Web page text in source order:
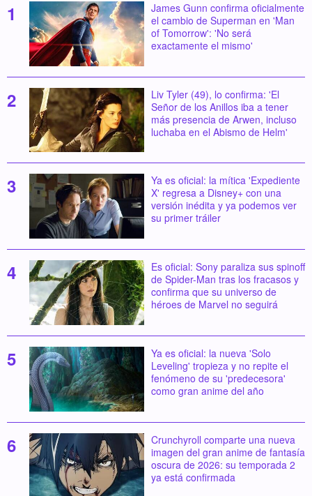
James Gunn confirma oficialmente
el cambio de Superman en 'Man
of Tomorrow': 'No será
exactamente el mismo'
Liv Tyler (49), lo confirma: 'El
Señor de los Anillos iba a tener
más presencia de Arwen, incluso
luchaba en el Abismo de Helm'
Ya es oficial: la mítica 'Expediente
X' regresa a Disney+ con una
versión inédita y ya podemos ver
su primer tráiler
Es oficial: Sony paraliza sus spinoff
de Spider-Man tras los fracasos y
confirma que su universo de
héroes de Marvel no seguirá
Ya es oficial: la nueva 'Solo
Leveling' tropieza y no repite el
fenómeno de su 'predecesora'
como gran anime del año
Crunchyroll comparte una nueva
imagen del gran anime de fantasía
oscura de 2026: su temporada 2
ya está confirmada